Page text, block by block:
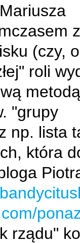
(czy,
roli
metodą
"grupy
np. lista
która
rządu"